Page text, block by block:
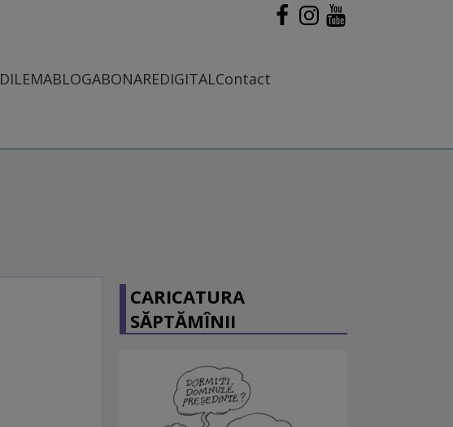
DILEMABLOGABONAREDIGITALContact
CARICATURA
SĂPTĂMÎNII